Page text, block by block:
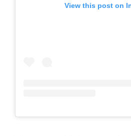
View this post on